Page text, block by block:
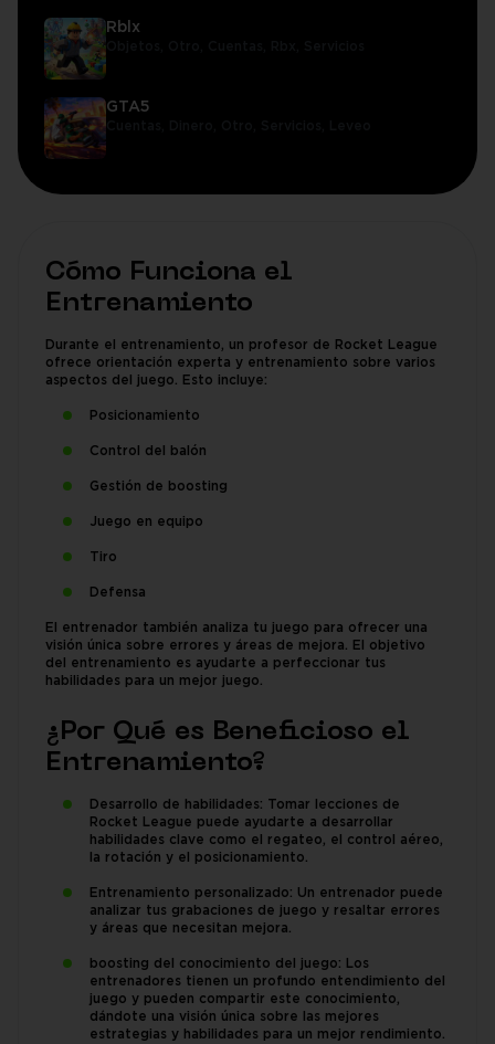
Rblx
GTA5
Cómo Funciona el
Entrenamiento
Durante el entrenamiento, un profesor de Rocket League
ofrece orientación experta y entrenamiento sobre varios
aspectos del juego. Esto incluye:
Posicionamiento
Control del balón
Gestión de boosting
Juego en equipo
Tiro
Defensa
El entrenador también analiza tu juego para ofrecer una
visión única sobre errores y áreas de mejora. El objetivo
del entrenamiento es ayudarte a perfeccionar tus
habilidades para un mejor juego.
¿Por Qué es Beneficioso el
Entrenamiento?
Desarrollo de habilidades: Tomar lecciones de
Rocket League puede ayudarte a desarrollar
habilidades clave como el regateo, el control aéreo,
la rotación y el posicionamiento.
Entrenamiento personalizado: Un entrenador puede
analizar tus grabaciones de juego y resaltar errores
y áreas que necesitan mejora.
boosting del conocimiento del juego: Los
entrenadores tienen un profundo entendimiento del
juego y pueden compartir este conocimiento,
dándote una visión única sobre las mejores
estrategias y habilidades para un mejor rendimiento.